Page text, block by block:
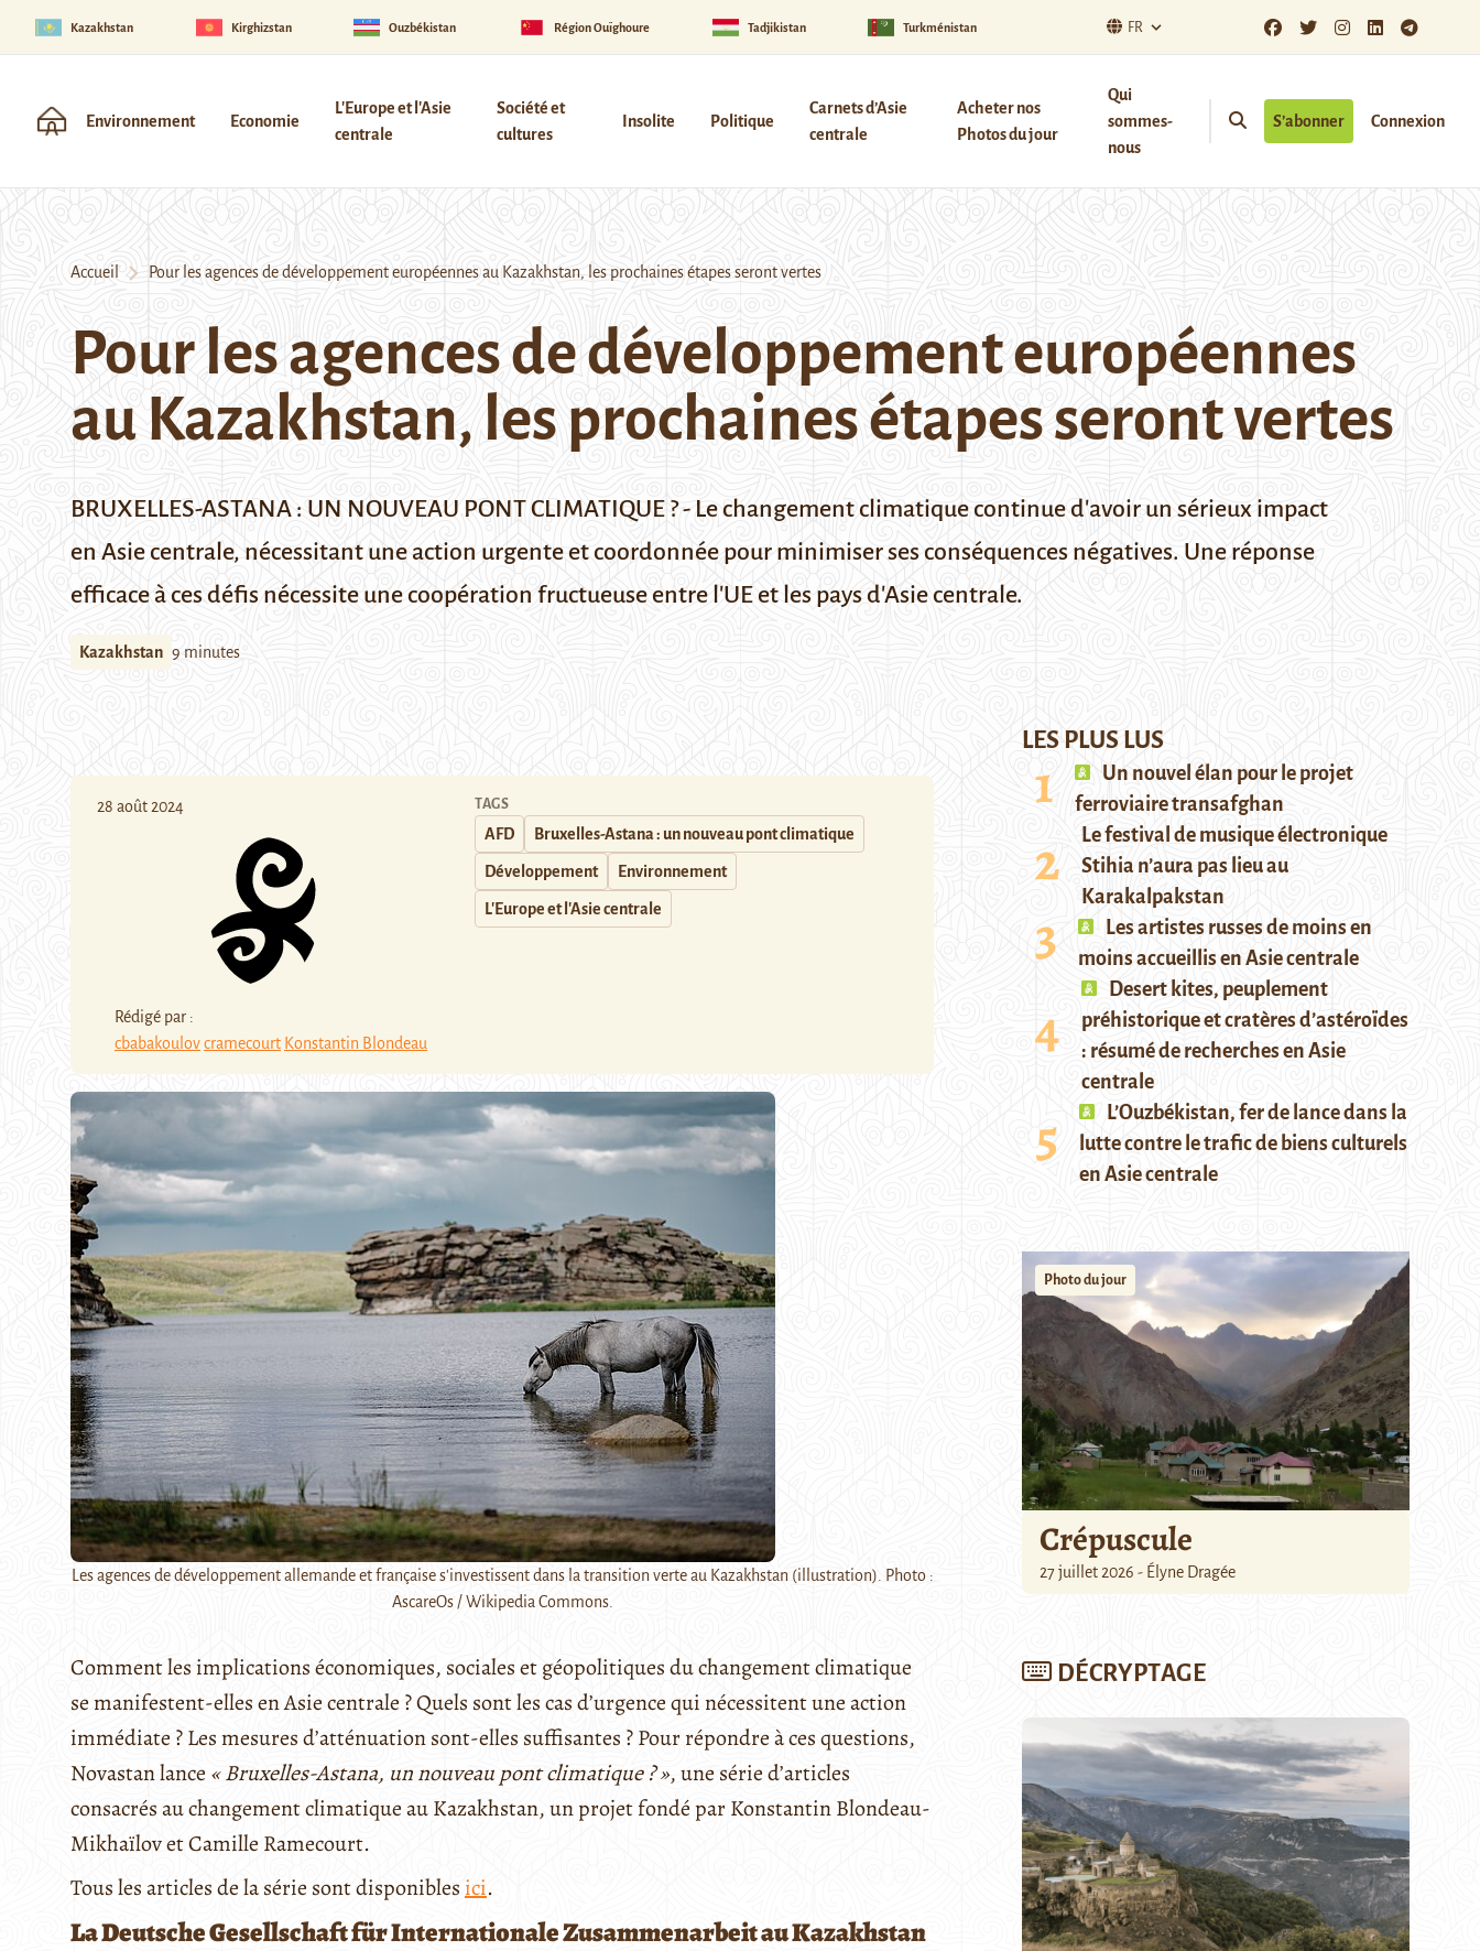
Kazakhstan Kirghizstan Ouzbékistan Région Ouïghoure Tadjikistan Turkménistan FR
Environnement Economie
L'Europe et l'Asie
centrale
Société et
cultures
Insolite Politique
Carnets d’Asie
centrale
Acheter nos
Photos du jour
Qui
sommes-
nous
S’abonner Connexion
Accueil Pour les agences de développement européennes au Kazakhstan, les prochaines étapes seront vertes
Pour les agences de développement européennes
au Kazakhstan, les prochaines étapes seront vertes
BRUXELLES-ASTANA : UN NOUVEAU PONT CLIMATIQUE ? - Le changement climatique continue d'avoir un sérieux impact
en Asie centrale, nécessitant une action urgente et coordonnée pour minimiser ses conséquences négatives. Une réponse
efficace à ces défis nécessite une coopération fructueuse entre l'UE et les pays d'Asie centrale.
Kazakhstan 9 minutes
28 août 2024
Rédigé par :
cbabakoulovcramecourt Konstantin Blondeau
TAGS
AFD Bruxelles-Astana : un nouveau pont climatique
Développement Environnement
L'Europe et l'Asie centrale
Les agences de développement allemande et française s'investissent dans la transition verte au Kazakhstan (illustration). Photo :
AscareOs / Wikipedia Commons.
Comment les implications économiques, sociales et géopolitiques du changement climatique
se manifestent-elles en Asie centrale ? Quels sont les cas d’urgence qui nécessitent une action
immédiate ? Les mesures d’atténuation sont-elles suffisantes ? Pour répondre à ces questions,
Novastan lance « Bruxelles-Astana, un nouveau pont climatique ? », une série d’articles
consacrés au changement climatique au Kazakhstan, un projet fondé par Konstantin Blondeau-
Mikhaïlov et Camille Ramecourt.
Tous les articles de la série sont disponibles ici.
La Deutsche Gesellschaft für Internationale Zusammenarbeit au Kazakhstan
LES PLUS LUS
Un nouvel élan pour le projet
ferroviaire transafghan
Le festival de musique électronique
Stihia n’aura pas lieu au
Karakalpakstan
Les artistes russes de moins en
moins accueillis en Asie centrale
Desert kites, peuplement
préhistorique et cratères d’astéroïdes
: résumé de recherches en Asie
centrale
L’Ouzbékistan, fer de lance dans la
lutte contre le trafic de biens culturels
en Asie centrale
Photo du jour
Crépuscule
27 juillet 2026 - Élyne Dragée
DÉCRYPTAGE